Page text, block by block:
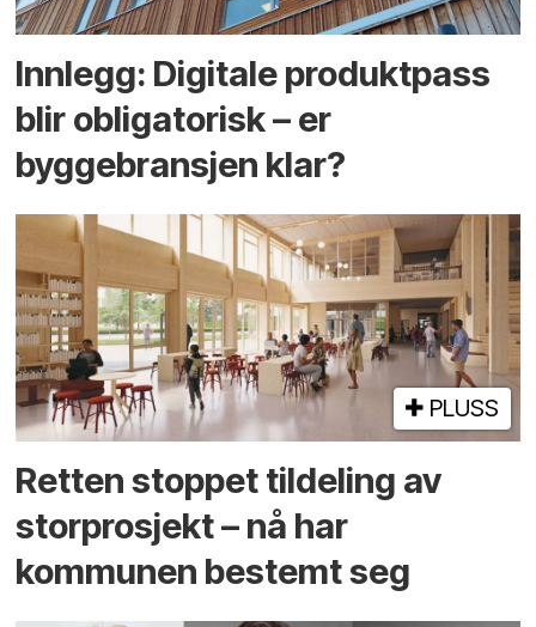
Innlegg: Digitale produktpass
blir obligatorisk – er
byggebransjen klar?
PLUSS
Retten stoppet tildeling av
storprosjekt – nå har
kommunen bestemt seg